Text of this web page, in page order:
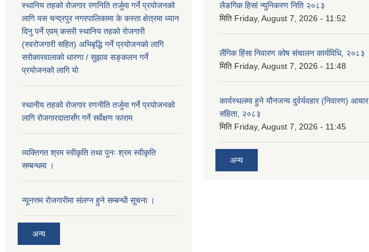
स्थानिय तहको रोजगार रणनिति तर्जुमा गर्ने प्रयोजनको
लागि यस चन्द्रपुर नगरपालिकामा के कस्ता क्षेत्रमा ध्यान
दिनु पर्ने एवम् कसरी स्थानिय तहको रोजगारी
(स्वरोजगारी सहित) अभिबृद्धि गर्ने प्रयोजनको लागि
सरोकारवालाको धारणा / सुझाव सङ्कलन गर्ने
प्रयोजनको लागि यो
स्थानीय तहको रोजगार रणनीति तर्जुमा गर्ने प्रयोजनको
लागि रोजगारदातासँग गर्ने सर्वेक्षण फाराम
व्यक्तिगत श्रम स्वीकृति तथा पुनः श्रम स्वीकृति
सम्बन्धमा ।
न्यूनत्तम रोजगारीमा संलग्न हुने सम्बन्धी सूचना ।
अन्य
लैङगिक हिसां न्युनिकरण निति २०८३
मिति Friday, August 7, 2026 - 11:52
लैंगिक हिंसा निवारण कोष संचालन कार्यविधि, २०८३
मिति Friday, August 7, 2026 - 11:48
कार्यस्थलमा हुने यौनजन्य दुर्वर्यवहार (निवारण) आचार
संहिता, २०८३
मिति Friday, August 7, 2026 - 11:45
अन्य